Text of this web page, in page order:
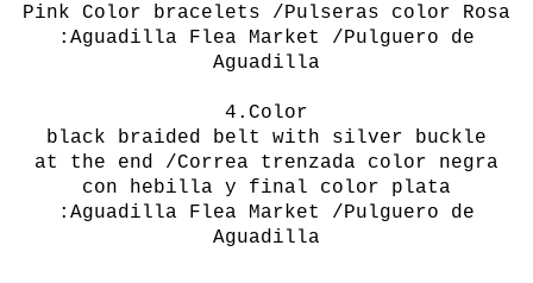
Pink Color
bracelets /Pulseras color Rosa
: Aguadilla
Flea Market /Pulguero de
Aguadilla
4. Color
black
braided belt with silver
buckle
at
the end /Correa trenzada color negra
con hebilla y final color plata
: Aguadilla
Flea Market /Pulguero de
Aguadilla